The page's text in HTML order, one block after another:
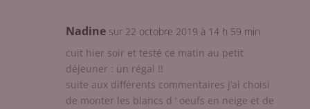
Nadine sur 22 octobre 2019 à 14 h 59 min
cuit hier soir et testé ce matin au petit
déjeuner : un régal !!
suite aux différents commentaires j’ai choisi
de monter les blancs d ‘ oeufs en neige et de